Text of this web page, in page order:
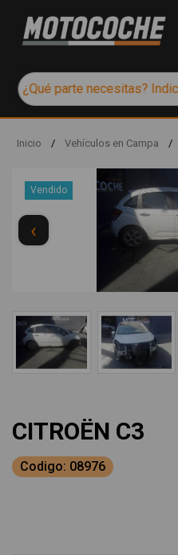
Inicio / Vehículos en Campa /
Vendido
‹
CITROËN C3
Codigo: 08976